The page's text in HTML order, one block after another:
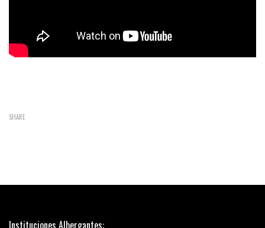
SHARE
Instituciones Albergantes: